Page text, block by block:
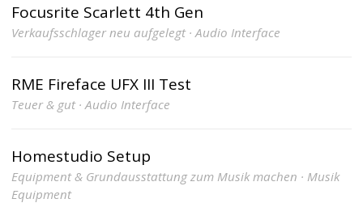
Focusrite Scarlett 4th Gen
Verkaufsschlager neu aufgelegt · Audio Interface
RME Fireface UFX III Test
Teuer & gut · Audio Interface
Homestudio Setup
Equipment & Grundausstattung zum Musik machen · Musik
Equipment